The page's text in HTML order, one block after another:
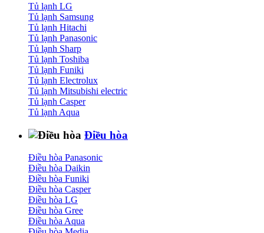
Tủ lạnh LG
Tủ lạnh Samsung
Tủ lạnh Hitachi
Tủ lạnh Panasonic
Tủ lạnh Sharp
Tủ lạnh Toshiba
Tủ lạnh Funiki
Tủ lạnh Electrolux
Tủ lạnh Mitsubishi electric
Tủ lạnh Casper
Tủ lạnh Aqua
Điều hòa
Điều hòa Panasonic
Điều hòa Daikin
Điều hòa Funiki
Điều hòa Casper
Điều hòa LG
Điều hòa Gree
Điều hòa Aqua